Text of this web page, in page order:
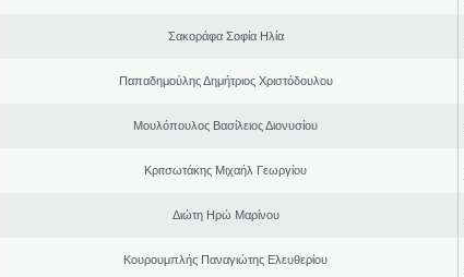
Σακοράφα Σοφία Ηλία
Παπαδημούλης Δημήτριος Χριστόδουλου
Μουλόπουλος Βασίλειος Διονυσίου
Κριτσωτάκης Μιχαήλ Γεωργίου
Διώτη Ηρώ Μαρίνου
Κουρουμπλής Παναγιώτης Ελευθερίου